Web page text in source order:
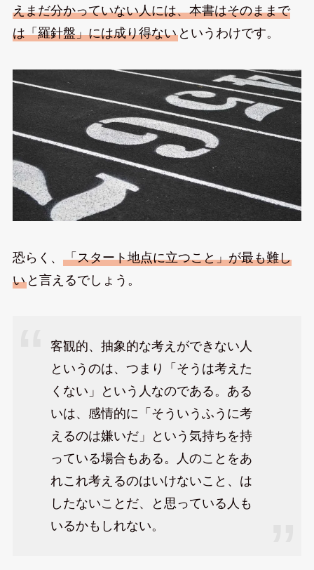
えまだ分かっていない人には、本書はそのままで
は「羅針盤」には成り得ないというわけです。
恐らく、 「スタート地点に立つこと」が最も難し
いと言えるでしょう。
客観的、抽象的な考えができない人
というのは、つまり「そうは考えた
くない」という人なのである。ある
いは、感情的に「そういうふうに考
えるのは嫌いだ」という気持ちを持
っている場合もある。人のことをあ
れこれ考えるのはいけないこと、は
したないことだ、と思っている人も
いるかもしれない。